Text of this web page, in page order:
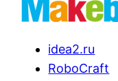
idea2.ru
RoboCraft